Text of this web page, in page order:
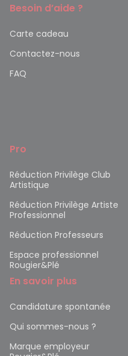
Besoin d’aide ?
Carte cadeau
Contactez-nous
FAQ
Pro
Réduction Privilège Club
Artistique
Réduction Privilège Artiste
Professionnel
Réduction Professeurs
Espace professionnel
Rougier&Plé
En savoir plus
Candidature spontanée
Qui sommes-nous ?
Marque employeur